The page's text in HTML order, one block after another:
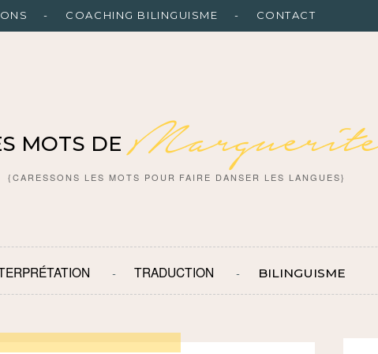
COACHING BILINGUISME CONTACT
MOTS DE Marguerite
{CARESSONS LES MOTS POUR FAIRE DANSER LES LANGUES}
TRADUCTION BILINGUISME